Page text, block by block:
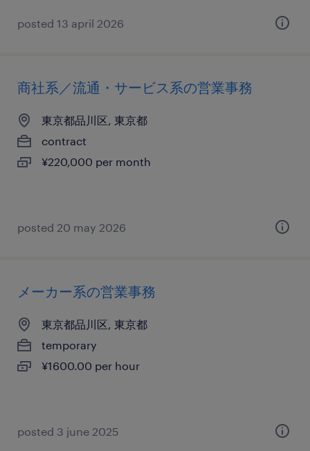
posted 13 april 2026
商社系／流通・サービス系の営業事務
東京都品川区, 東京都
contract
¥220,000 per month
posted 20 may 2026
メーカー系の営業事務
東京都品川区, 東京都
temporary
¥1600.00 per hour
posted 3 june 2025